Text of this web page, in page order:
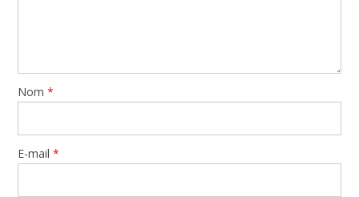
Nom*
E-mail*